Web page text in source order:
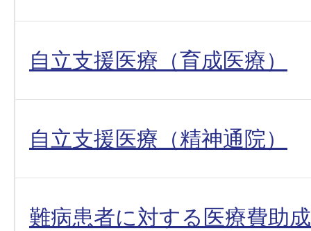
自立支援医療（育成医療）
自立支援医療（精神通院）
難病患者に対する医療費助